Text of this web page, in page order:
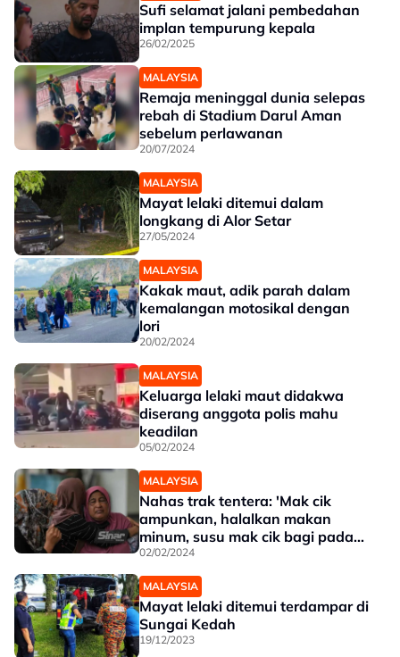
Sufi selamat jalani pembedahan
implan tempurung kepala
26/02/2025
MALAYSIA
Remaja meninggal dunia selepas
rebah di Stadium Darul Aman
sebelum perlawanan
20/07/2024
MALAYSIA
Mayat lelaki ditemui dalam
longkang di Alor Setar
27/05/2024
MALAYSIA
Kakak maut, adik parah dalam
kemalangan motosikal dengan
lori
20/02/2024
MALAYSIA
Keluarga lelaki maut didakwa
diserang anggota polis mahu
keadilan
05/02/2024
MALAYSIA
Nahas trak tentera: 'Mak cik
ampunkan, halalkan makan
minum, susu mak cik bagi pada
dia'
02/02/2024
MALAYSIA
Mayat lelaki ditemui terdampar di
Sungai Kedah
19/12/2023